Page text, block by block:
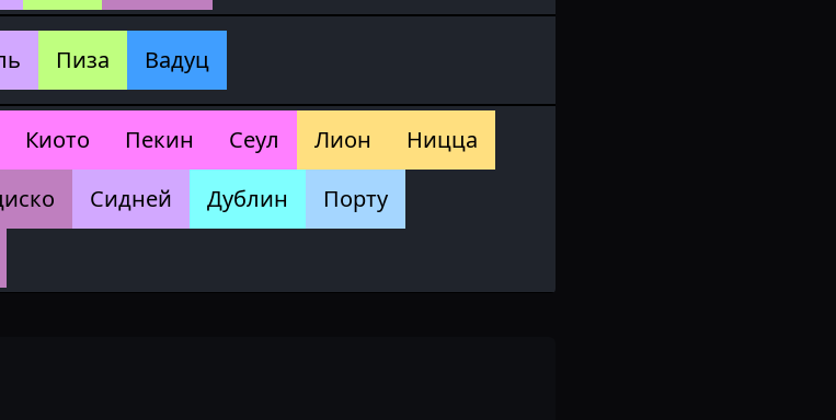
Пиза Вадуц
Киото Пекин Сеул Лион
Ницца
Сидней Дублин
Порту